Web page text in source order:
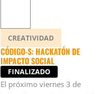
CREATIVIDAD
CÓDIGO-S: HACKATÓN DE
IMPACTO SOCIAL
FINALIZADO
El próximo viernes 3 de